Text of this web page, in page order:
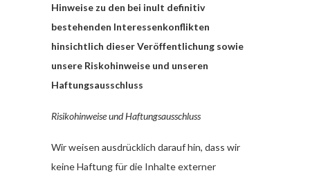
Hinweise zu den bei inult definitiv
bestehenden Interessenkonflikten
hinsichtlich dieser Veröffentlichung sowie
unsere Riskohinweise und unseren
Haftungsausschluss
Risikohinweise und Haftungsausschluss
Wir weisen ausdrücklich darauf hin, dass wir
keine Haftung für die Inhalte externer